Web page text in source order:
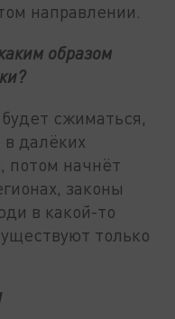
направлении.
образом
сжиматься,
в далёких
потом начнёт
законы
в какой-то
только